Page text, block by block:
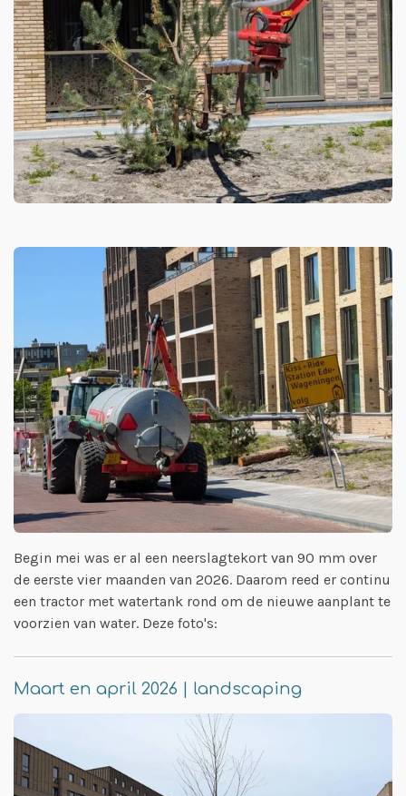
Begin mei was er al een neerslagtekort van 90 mm over
de eerste vier maanden van 2026. Daarom reed er continu
een tractor met watertank rond om de nieuwe aanplant te
voorzien van water. Deze foto's:
Maart en april 2026 | landscaping